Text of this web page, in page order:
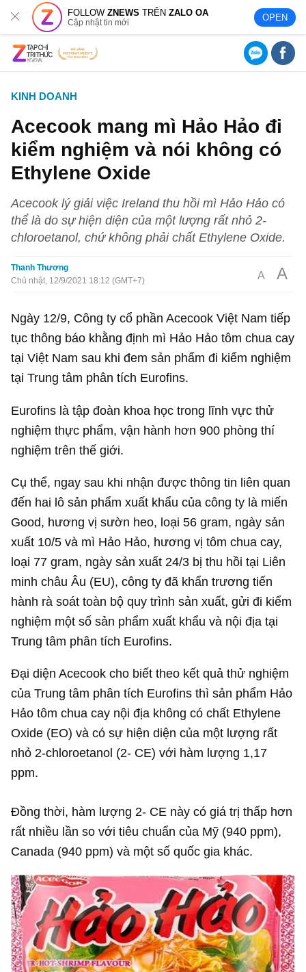
FOLLOWZNEWS TRÊNZALO OA
Cập nhật tin mới OPEN
KINH DOANH
Acecook mang mì Hảo Hảo đi
kiểm nghiệm và nói không có
Ethylene Oxide
Acecook lý giải việc Ireland thu hồi mì Hảo Hảo có
thể là do sự hiện diện của một lượng rất nhỏ 2-
chloroetanol, chứ không phải chất Ethylene Oxide.
Thanh Thương
Chủ nhật, 12/9/2021 18:12 (GMT+7)
A A
Ngày 12/9, Công ty cổ phần Acecook Việt Nam tiếp
tục thông báo khằng định mì Hảo Hảo tôm chua cay
tại Việt Nam sau khi đem sản phẩm đi kiểm nghiệm
tại Trung tâm phân tích Eurofins.
Eurofins là tập đoàn khoa học trong lĩnh vực thử
nghiệm thực phẩm, vận hành hơn 900 phòng thí
nghiệm trên thế giới.
Cụ thể, ngay sau khi nhận được thông tin liên quan
đến hai lô sản phẩm xuất khẩu của công ty là miến
Good, hương vị sườn heo, loại 56 gram, ngày sản
xuất 10/5 và mì Hảo Hảo, hương vị tôm chua cay,
loại 77 gram, ngày sản xuất 24/3 bị thu hồi tại Liên
minh châu Âu (EU), công ty đã khẩn trương tiến
hành rà soát toàn bộ quy trình sản xuất, gửi đi kiểm
nghiệm một số sản phẩm xuất khẩu và nội địa tại
Trung tâm phân tích Eurofins.
Đại diện Acecook cho biết theo kết quả thử nghiệm
của Trung tâm phân tích Eurofins thì sản phẩm Hảo
Hảo tôm chua cay nội địa không có chất Ethylene
Oxide (EO) và có sự hiện diện của một lượng rất
nhỏ 2-chloroetanol (2- CE) với hàm lượng 1,17
ppm.
Đồng thời, hàm lượng 2- CE này có giá trị thấp hơn
rất nhiều lần so với tiêu chuẩn của Mỹ (940 ppm),
Canada (940 ppm) và một số quốc gia khác.